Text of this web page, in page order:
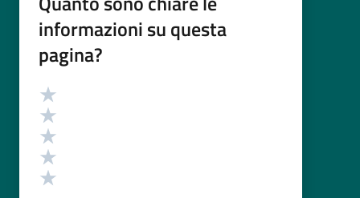
informazioni su questa
pagina?
Valutazione